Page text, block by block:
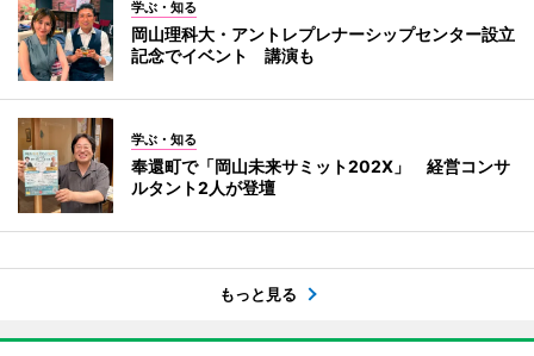
学ぶ・知る
岡山理科大・アントレプレナーシップセンター設立
記念でイベント 講演も
学ぶ・知る
奉還町で「岡山未来サミット202X」 経営コンサ
ルタント2人が登壇
もっと見る